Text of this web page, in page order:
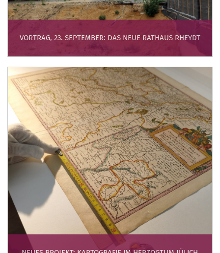
VORTRAG, 23. SEPTEMBER: DAS NEUE RATHAUS RHEYDT